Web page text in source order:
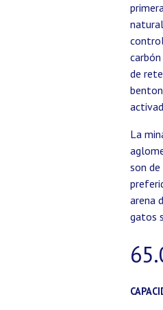
de
La
son de
arena
gatos